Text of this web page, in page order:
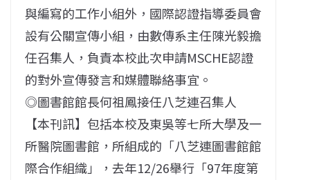
與編寫的工作小組外，國際認證指導委員會
設有公關宣傳小組，由數傳系主任陳光毅擔
任召集人，負責本校此次申請MSCHE認證
的對外宣傳發言和媒體聯絡事宜。
◎圖書館館長何祖鳳接任八芝連召集人
【本刊訊】包括本校及東吳等七所大學及一
所醫院圖書館，所組成的「八芝連圖書館館
際合作組織」，去年12/26舉行「97年度第